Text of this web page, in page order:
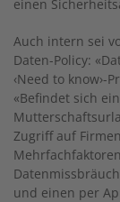
einen
Auch intern sei
Daten-Policy:
‹Need to know›-
«Befindet sich
Zugriff auf
und einen per